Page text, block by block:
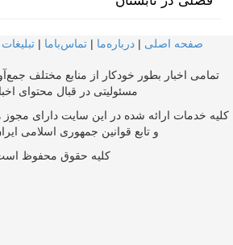
صفحه اصلی | درباره‌ما | تماس‌با‌ما | تبلیغات
تمامی اخبار بطور خودکار از منابع مختلف
مسئولیتی در قبال محتوای
کلیه خدمات ارائه شده در این سایت دارای مجوز
و تابع قوانین جمهوری اسلامی
کلیه حقوق محفوظ